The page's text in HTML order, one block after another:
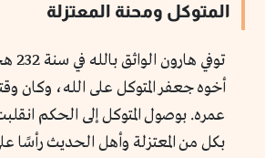
المتوكل ومحنة المعتزلة
عمره. بوصول المتوكل إلى الحكم
بكل من المعتزلة وأهل الحديث